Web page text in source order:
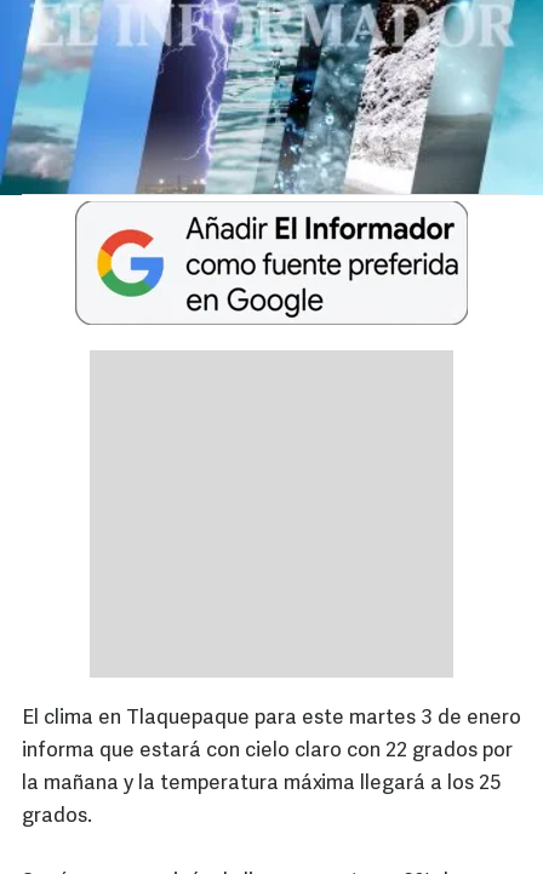
El clima en Tlaquepaque para este martes 3 de enero
informa que estará con cielo claro con 22 grados por
la mañana y la temperatura máxima llegará a los 25
grados.